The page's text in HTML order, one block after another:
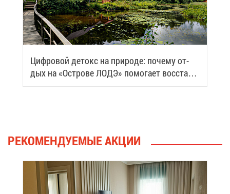
Циф­ро­вой де­токс на при­ро­де: по­че­му от­
дых на «Ост­ро­ве ЛОДЭ» по­мо­га­ет вос­ста­но­
вить си­лы
РЕ­КО­МЕН­ДУ­Е­МЫЕ АК­ЦИИ